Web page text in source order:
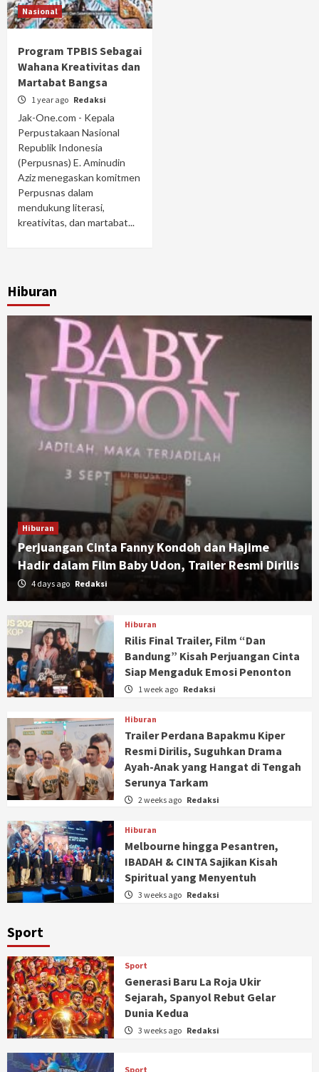
Nasional
Program TPBIS Sebagai
Wahana Kreativitas dan
Martabat Bangsa
1 year ago Redaksi
Jak-One.com - Kepala
Perpustakaan Nasional
Republik Indonesia
(Perpusnas) E. Aminudin
Aziz menegaskan komitmen
Perpusnas dalam
mendukung literasi,
kreativitas, dan martabat...
Hiburan
Hiburan
Perjuangan Cinta Fanny Kondoh dan Hajime
Hadir dalam Film Baby Udon, Trailer Resmi Dirilis
4 days ago Redaksi
Hiburan
Rilis Final Trailer, Film “Dan
Bandung” Kisah Perjuangan Cinta
Siap Mengaduk Emosi Penonton
1 week ago Redaksi
Hiburan
Trailer Perdana Bapakmu Kiper
Resmi Dirilis, Suguhkan Drama
Ayah-Anak yang Hangat di Tengah
Serunya Tarkam
2 weeks ago Redaksi
Hiburan
Melbourne hingga Pesantren,
IBADAH & CINTA Sajikan Kisah
Spiritual yang Menyentuh
3 weeks ago Redaksi
Sport
Sport
Generasi Baru La Roja Ukir
Sejarah, Spanyol Rebut Gelar
Dunia Kedua
3 weeks ago Redaksi
Sport